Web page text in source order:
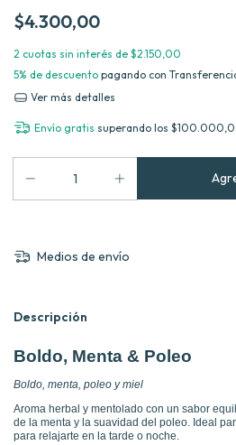
$4.300,00
2 cuotas sin interés de $2.150,00
5% de descuento pagando con
Ver más detalles
Envío gratis superando los
Medios de envío
Descripción
Boldo, Menta & Poleo
Boldo, menta, poleo y miel
Aroma herbal y mentolado con un sabor
de la menta y la suavidad del poleo. Ideal
para relajarte en la tarde o noche.